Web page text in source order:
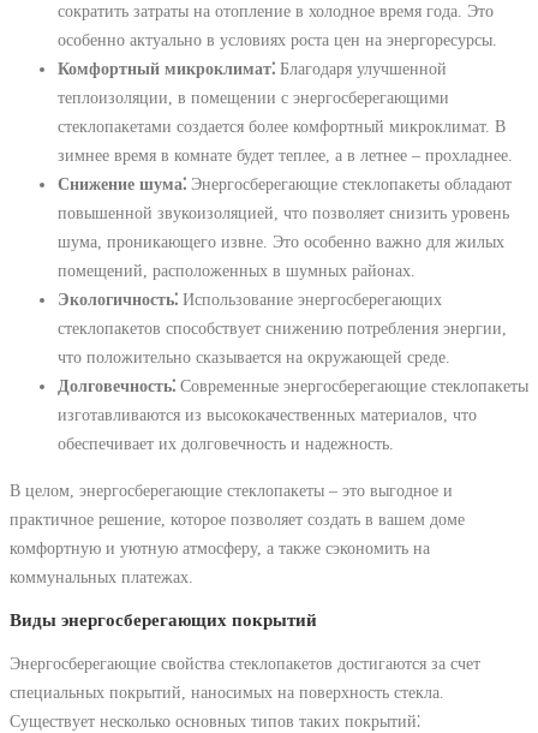
сократить затраты на отопление в холодное время года. Это
особенно актуально в условиях роста цен на энергоресурсы.
Комфортный микроклимат⁚ Благодаря улучшенной
теплоизоляции, в помещении с энергосберегающими
стеклопакетами создается более комфортный микроклимат. В
зимнее время в комнате будет теплее, а в летнее – прохладнее.
Снижение шума⁚ Энергосберегающие стеклопакеты обладают
повышенной звукоизоляцией, что позволяет снизить уровень
шума, проникающего извне. Это особенно важно для жилых
помещений, расположенных в шумных районах.
Экологичность⁚ Использование энергосберегающих
стеклопакетов способствует снижению потребления энергии,
что положительно сказывается на окружающей среде.
Долговечность⁚ Современные энергосберегающие стеклопакеты
изготавливаются из высококачественных материалов, что
обеспечивает их долговечность и надежность.
В целом, энергосберегающие стеклопакеты – это выгодное и
практичное решение, которое позволяет создать в вашем доме
комфортную и уютную атмосферу, а также сэкономить на
коммунальных платежах.
Виды энергосберегающих покрытий
Энергосберегающие свойства стеклопакетов достигаются за счет
специальных покрытий, наносимых на поверхность стекла.
Существует несколько основных типов таких покрытий⁚